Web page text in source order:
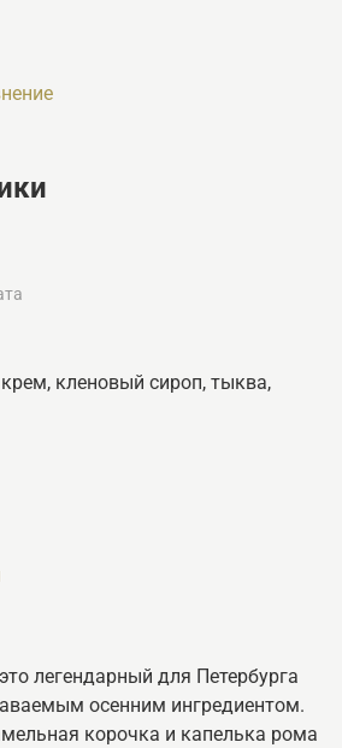
кленовый сироп, тыква,
легендарный для Петербурга
осенним ингредиентом.
корочка и капелька рома